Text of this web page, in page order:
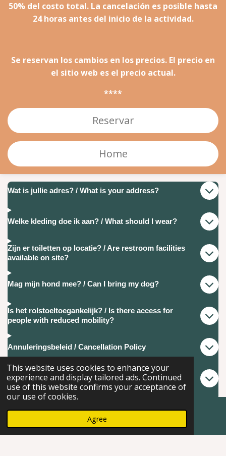
This website uses cookies to enhance your
experience and display tailored ads. Continued
use of this website confirms your acceptance of
our use of cookies.
Agree
50% del costo total. La cancelación es posible hasta
24 horas antes del inicio de la actividad.
Se reservan los cambios en los precios. El precio en
el sitio web es el precio actual.
****
Reservar
Home
Wat is jullie adres? / What is your address?
Welke kleding doe ik aan? / What should I wear?
Zijn er toiletten op locatie? / Are restroom facilities
available on site?
Mag mijn hond mee? / Can I bring my dog?
Is het rolstoeltoegankelijk? / Is there access for
people with reduced mobility?
Annuleringsbeleid / Cancellation Policy
Roken is niet toegestaan / No smoking allowed
Terms and Conditions – Sierra Granja de Alpacas
Admin